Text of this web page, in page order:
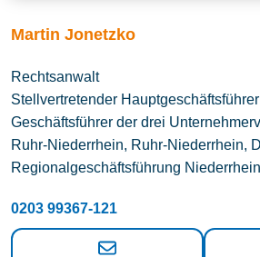
Martin Jonetzko
Rechtsanwalt
Stellvertretender Hauptgeschäftsführer
Geschäftsführer der drei
Ruhr-Niederrhein, Ruhr-Niederrhein,
Regionalgeschäftsführung Niederrhein
0203 99367-121